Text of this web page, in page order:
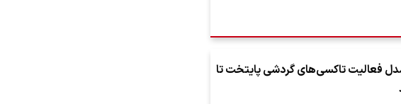
فعالیت تاکسی‌های گردشی پایتخت تا